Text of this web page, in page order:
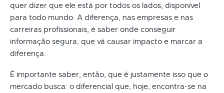
quer dizer que ele está por todos os lados, disponível
para todo mundo. A diferença, nas empresas e nas
carreiras profissionais, é saber onde conseguir
informação segura, que vá causar impacto e marcar a
diferença.
É importante saber, então, que é justamente isso que o
mercado busca: o diferencial que, hoje, encontra-se na